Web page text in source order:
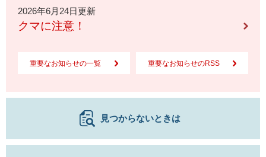
2026年6月24日更新
クマに注意！
重要なお知らせの一覧 重要なお知らせのRSS
見つからないときは